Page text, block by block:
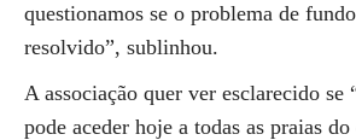
questionamos se o problema de
resolvido”, sublinhou.
A associação quer ver esclarecido se
pode aceder hoje a todas as praias